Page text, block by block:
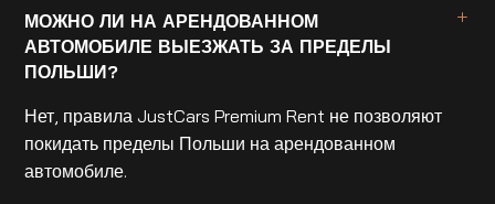
МОЖНО ЛИ НА АРЕНДОВАННОМ
АВТОМОБИЛЕ ВЫЕЗЖАТЬ ЗА ПРЕДЕЛЫ
ПОЛЬШИ?
Нет, правила JustCars Premium Rent не позволяют
покидать пределы Польши на арендованном
автомобиле.